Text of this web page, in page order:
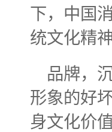
下，中国
统文化精
品牌，
形象的好
身文化价